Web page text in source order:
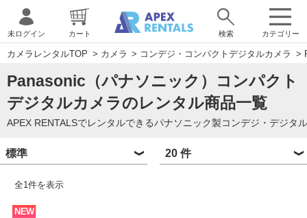
カテゴリー
未ログイン カート 検索
カメラレンタルTOP > カメラ > コンデジ・コンパクトデジタルカメラ >
Panasonic（パナソニック）コンパクト
デジタルカメラのレンタル商品一覧
APEX RENTALSでレンタルできるパナソニック製コンデジ・デジタ
全1件を表示
NEW